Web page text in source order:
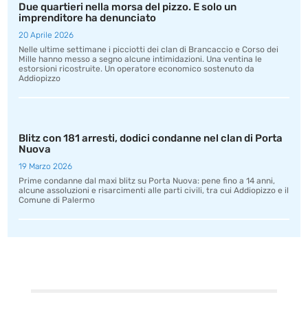
Due quartieri nella morsa del pizzo. E solo un
imprenditore ha denunciato
20 Aprile 2026
Nelle ultime settimane i picciotti dei clan di Brancaccio e Corso dei
Mille hanno messo a segno alcune intimidazioni. Una ventina le
estorsioni ricostruite. Un operatore economico sostenuto da
Addiopizzo
Blitz con 181 arresti, dodici condanne nel clan di Porta
Nuova
19 Marzo 2026
Prime condanne dal maxi blitz su Porta Nuova: pene fino a 14 anni,
alcune assoluzioni e risarcimenti alle parti civili, tra cui Addiopizzo e il
Comune di Palermo